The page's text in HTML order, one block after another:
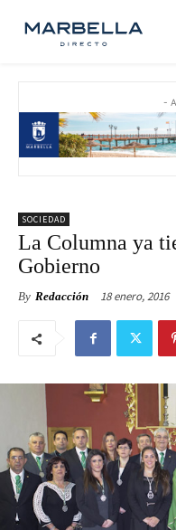
-
SOCIEDAD
La Columna ya
Gobierno
By Redacción 18 enero, 2016